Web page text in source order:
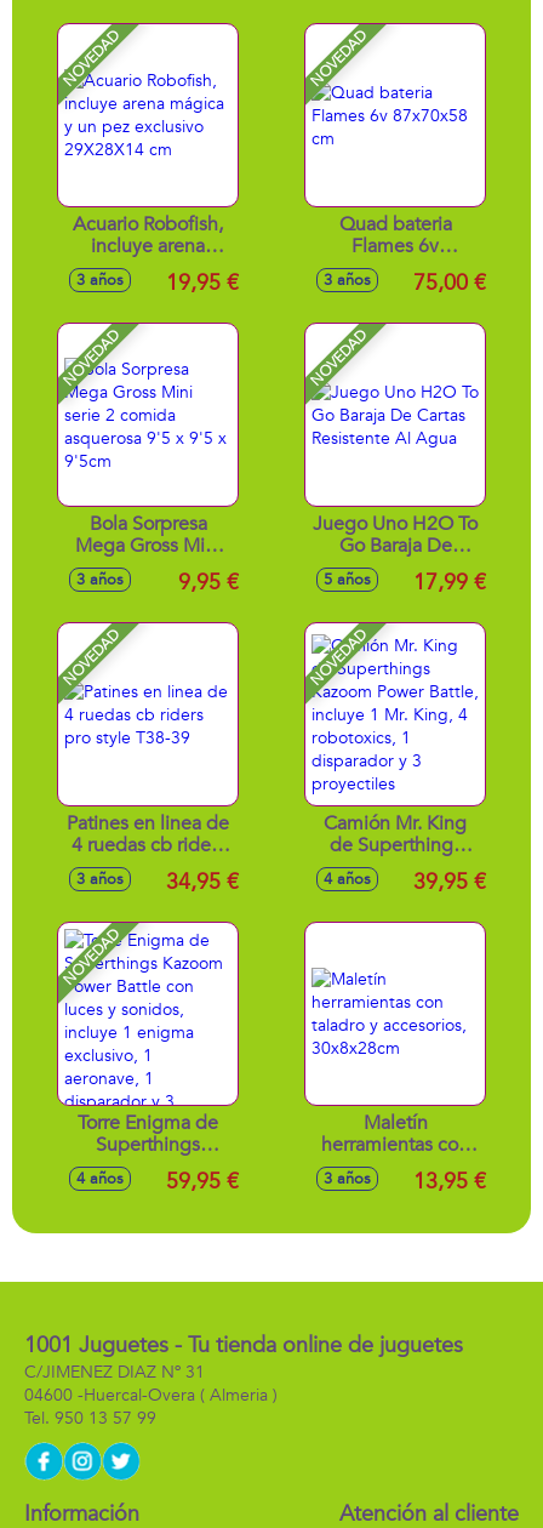
NOVEDAD
Acuario Robofish,
incluye arena
mágica y un pez
exclusivo
3 años 19,95 €
NOVEDAD
Quad bateria
Flames 6v
87x70x58 cm
3 años 75,00 €
NOVEDAD
Bola Sorpresa
Mega Gross Mini
serie 2 comida
asquerosa 9'5 x 9'5
3 años 9,95 €
NOVEDAD
Juego Uno H2O To
Go Baraja De
Cartas Resistente Al
Agua
5 años 17,99 €
NOVEDAD
Patines en linea de
4 ruedas cb riders
pro style T38-39
3 años 34,95 €
NOVEDAD
Camión Mr. King
de Superthings
Kazoom Power
Battle, incluye 1 Mr.
4 años 39,95 €
NOVEDAD
Torre Enigma de
Superthings
Kazoom Power
Battle con luces y
enigma exclusivo,
disparador y 3
4 años 59,95 €
Maletín
herramientas con
taladro y
accesorios,
3 años 13,95 €
1001 Juguetes - Tu tienda online de juguetes
C/JIMENEZ DIAZ Nº 31
04600 -Huercal-Overa ( Almeria )
950 13 57 99
Información Atención al cliente